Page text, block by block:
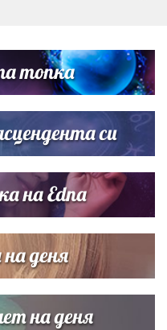
място
сватба, Стоичков и
песен
топка
си
на Edna
деня
на деня